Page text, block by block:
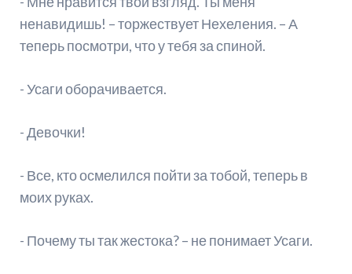
ненавидишь! – торжествует Нехеления. – А
теперь посмотри, что у тебя за спиной.
- Усаги оборачивается.
- Девочки!
- Все, кто осмелился пойти за тобой, теперь в
моих руках.
- Почему ты так жестока? – не понимает Усаги.